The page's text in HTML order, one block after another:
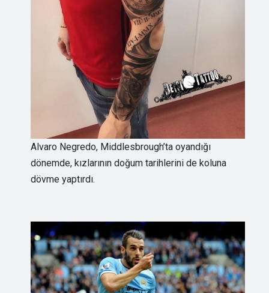
Alvaro Negredo, Middlesbrough’ta oyandığı
dönemde, kızlarının doğum tarihlerini de koluna
dövme yaptırdı.